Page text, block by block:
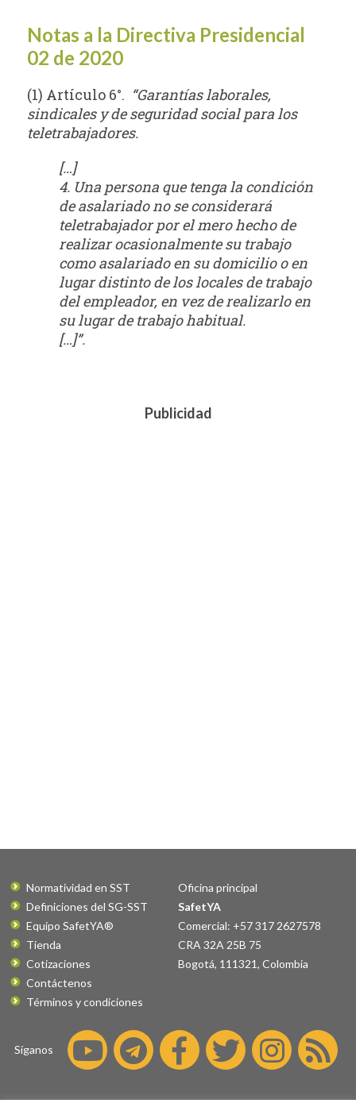
Notas a la Directiva Presidencial
02 de 2020
(1) Artículo 6°. “Garantías laborales,
sindicales y de seguridad social para los
teletrabajadores.
[…]
4. Una persona que tenga la condición
de asalariado no se considerará
teletrabajador por el mero hecho de
realizar ocasionalmente su trabajo
como asalariado en su domicilio o en
lugar distinto de los locales de trabajo
del empleador, en vez de realizarlo en
su lugar de trabajo habitual.
[…]”.
Publicidad
Normatividad en SST
Definiciones del SG-SST
Equipo SafetYA®
Tienda
Cotizaciones
Contáctenos
Términos y condiciones
Oficina principal
SafetYA
Comercial: +57 317 2627578
CRA 32A 25B 75
Bogotá, 111321, Colombia
Síganos